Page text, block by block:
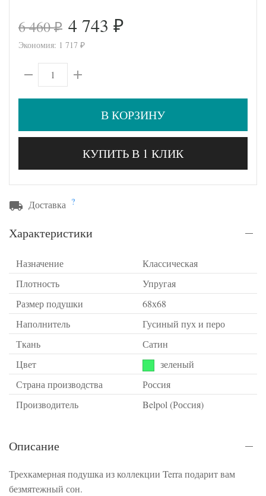
6 460₽ 4 743 ₽
Экономия: 1 717 ₽
В КОРЗИНУ
КУПИТЬ В 1 КЛИК
Доставка ?
Характеристики
Назначение
Классическая
Плотность
Упругая
Размер подушки
68х68
Наполнитель
Гусиный пух и перо
Ткань
Сатин
Цвет
зеленый
Страна производства
Россия
Производитель
Belpol (Россия)
Описание
Трехкамерная подушка из коллекции Terra подарит вам
безмятежный сон.